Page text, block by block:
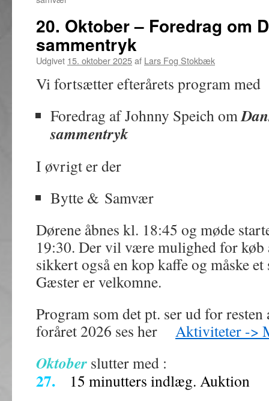
20. Oktober – Foredrag om
sammentryk
Udgivet 15. oktober 2025af Lars Fog Stokbæk
Vi fortsætter efterårets program med
Foredrag af Johnny Speich om
sammentryk
I øvrigt er der
Bytte & Samvær
Dørene åbnes kl. 18:45 og møde
19:30. Der vil være mulighed for
sikkert også en kop kaffe og måske et
Gæster er velkomne.
Program som det pt. ser ud for
foråret 2026 ses her Aktiviteter ->
Oktober slutter med :
27. 15 minutters indlæg. Auktion